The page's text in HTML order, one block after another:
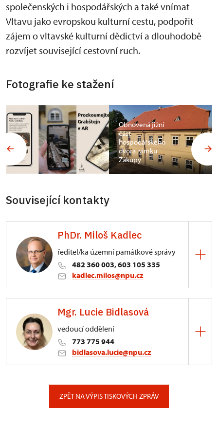
společenských i hospodářských a také vnímat
Vltavu jako evropskou kulturní cestu, podpořit
zájem o vltavské kulturní dědictví a dlouhodobě
rozvíjet související cestovní ruch.
Fotografie ke stažení
Obnovená jižní
část
hospodářského
dvora zámku
Zákupy
Související kontakty
PhDr. Miloš Kadlec
ředitel/ka územní památkové správy
482 360 003, 603 105 335
kadlec.milos@npu.cz
3/, Sychrov 3
Mgr. Lucie Bidlasová
vedoucí oddělení
773 775 944
bidlasova.lucie@npu.cz
ZPĚT NA VÝPIS TISKOVÝCH ZPRÁV